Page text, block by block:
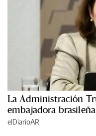
La Administración
embajadora
elDiarioAR